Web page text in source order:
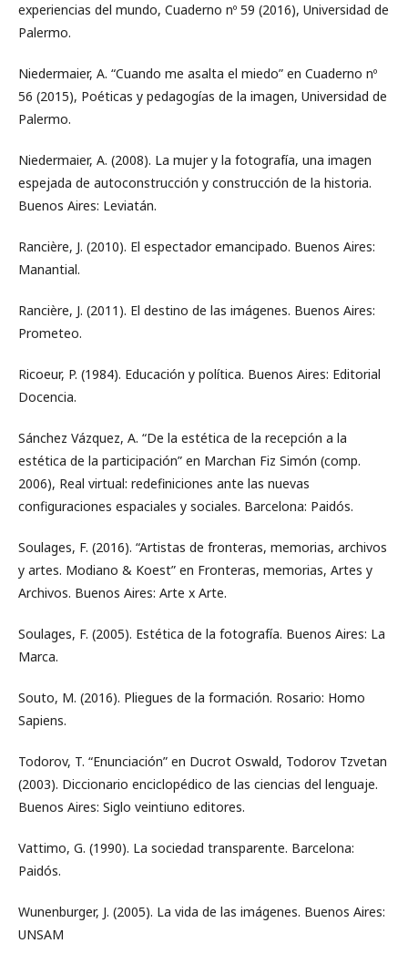
experiencias del mundo, Cuaderno nº 59 (2016), Universidad de
Palermo.
Niedermaier, A. “Cuando me asalta el miedo” en Cuaderno nº
56 (2015), Poéticas y pedagogías de la imagen, Universidad de
Palermo.
Niedermaier, A. (2008). La mujer y la fotografía, una imagen
espejada de autoconstrucción y construcción de la historia.
Buenos Aires: Leviatán.
Rancière, J. (2010). El espectador emancipado. Buenos Aires:
Manantial.
Rancière, J. (2011). El destino de las imágenes. Buenos Aires:
Prometeo.
Ricoeur, P. (1984). Educación y política. Buenos Aires: Editorial
Docencia.
Sánchez Vázquez, A. “De la estética de la recepción a la
estética de la participación” en Marchan Fiz Simón (comp.
2006), Real virtual: redefiniciones ante las nuevas
configuraciones espaciales y sociales. Barcelona: Paidós.
Soulages, F. (2016). “Artistas de fronteras, memorias, archivos
y artes. Modiano & Koest” en Fronteras, memorias, Artes y
Archivos. Buenos Aires: Arte x Arte.
Soulages, F. (2005). Estética de la fotografía. Buenos Aires: La
Marca.
Souto, M. (2016). Pliegues de la formación. Rosario: Homo
Sapiens.
Todorov, T. “Enunciación” en Ducrot Oswald, Todorov Tzvetan
(2003). Diccionario enciclopédico de las ciencias del lenguaje.
Buenos Aires: Siglo veintiuno editores.
Vattimo, G. (1990). La sociedad transparente. Barcelona:
Paidós.
Wunenburger, J. (2005). La vida de las imágenes. Buenos Aires:
UNSAM